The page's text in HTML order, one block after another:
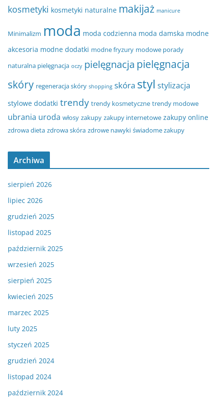
kosmetyki kosmetyki naturalne makijaż manicure
Minimalizm moda moda codzienna moda damska modne
akcesoria modne dodatki modne fryzury modowe porady
naturalna pielęgnacja oczy pielęgnacja pielęgnacja
skóry regeneracja skóry shopping skóra styl stylizacja
stylowe dodatki trendy trendy kosmetyczne trendy modowe
ubrania uroda włosy zakupy zakupy internetowe zakupy online
zdrowa dieta zdrowa skóra zdrowe nawyki świadome zakupy
Archiwa
sierpień 2026
lipiec 2026
grudzień 2025
listopad 2025
październik 2025
wrzesień 2025
sierpień 2025
kwiecień 2025
marzec 2025
luty 2025
styczeń 2025
grudzień 2024
listopad 2024
październik 2024